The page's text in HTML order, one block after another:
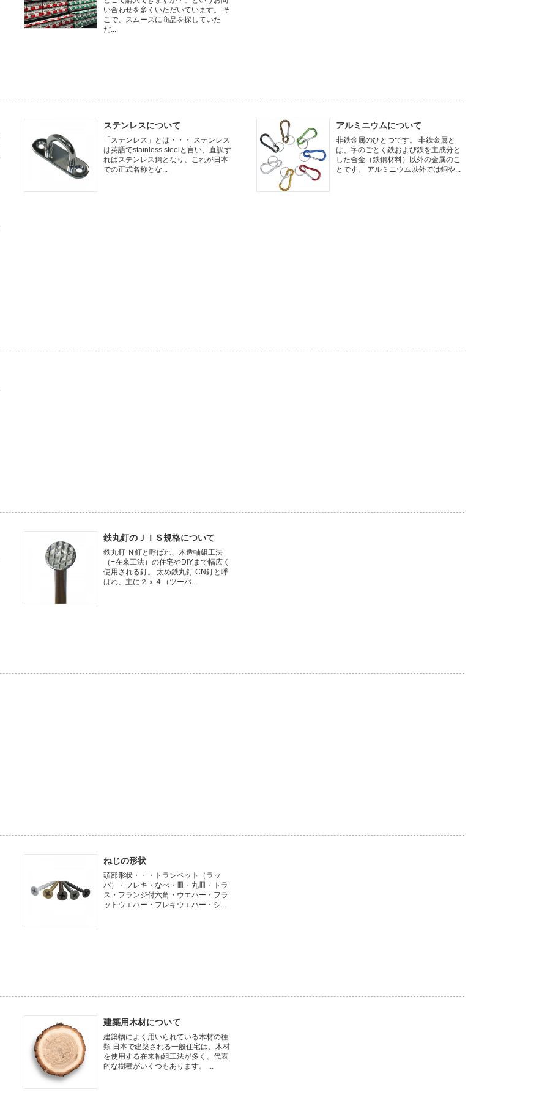
い合わせを多くいただいています。 そ
こで、スムーズに商品を探していた
だ...
ステンレスについて
「ステンレス」とは・・・ ステンレス
は英語でstainless steelと言い、直訳す
ればステンレス鋼となり、これが日本
での正式名称とな...
アルミニウムについて
非鉄金属のひとつです。 非鉄金属と
は、字のごとく鉄および鉄を主成分と
した合金（鉄鋼材料）以外の金属のこ
とです。 アルミニウム以外では銅や...
鉄丸釘のＪＩＳ規格について
鉄丸釘 Ｎ釘と呼ばれ、木造軸組工法
（=在来工法）の住宅やDIYまで幅広く
使用される釘。 太め鉄丸釘 CN釘と呼
ばれ、主に２ｘ４（ツーバ...
ねじの形状
頭部形状・・・トランペット（ラッ
パ）・フレキ・なべ・皿・丸皿・トラ
ス・フランジ付六角・ウエハー・フラ
ットウエハー・フレキウエハー・シ...
建築用木材について
建築物によく用いられている木材の種
類 日本で建築される一般住宅は、木材
を使用する在来軸組工法が多く、代表
的な樹種がいくつもあります。 ...